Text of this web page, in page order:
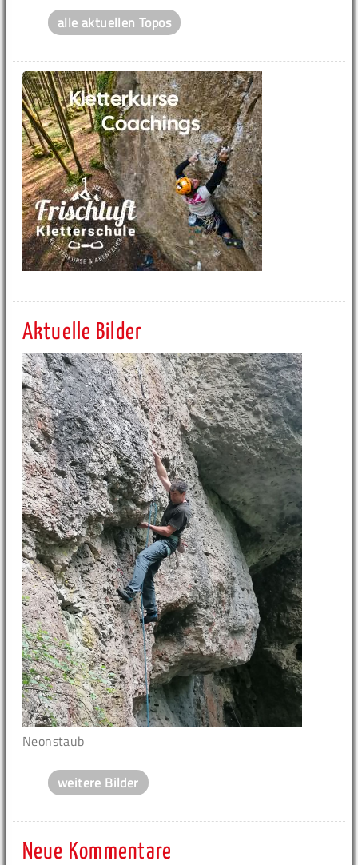
alle aktuellen Topos
Aktuelle Bilder
Neonstaub
weitere Bilder
Neue Kommentare